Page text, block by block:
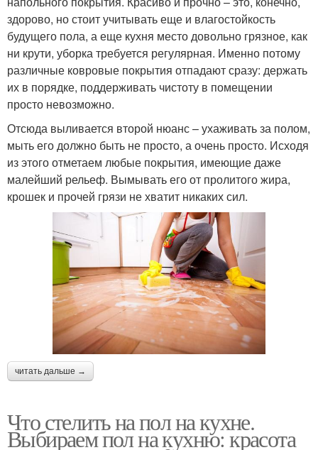
здорово, но стоит учитывать еще и влагостойкость
будущего пола, а еще кухня место довольно грязное, как
ни крути, уборка требуется регулярная. Именно потому
различные ковровые покрытия отпадают сразу: держать
их в порядке, поддерживать чистоту в помещении
просто невозможно.
Отсюда выливается второй нюанс – ухаживать за полом,
мыть его должно быть не просто, а очень просто. Исходя
из этого отметаем любые покрытия, имеющие даже
малейший рельеф. Вымывать его от пролитого жира,
крошек и прочей грязи не хватит никаких сил.
читать дальше →
Что стелить на пол на кухне.
Выбираем пол на кухню: красота